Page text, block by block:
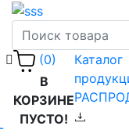
(0)
В
КОРЗИНЕ
ПУСТО!
Каталог